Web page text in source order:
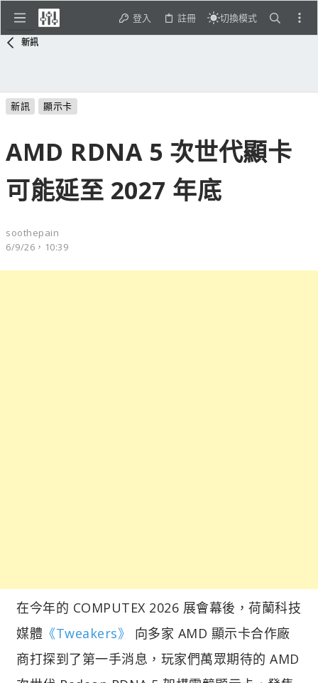
登入 註冊 切換模式
新訊
新訊 顯示卡
AMD RDNA 5 次世代顯卡
可能延至 2027 年底
soothepain
6/9/26，10:39
在今年的 COMPUTEX 2026 展會幕後，荷蘭科技
媒體 《Tweakers》
向多家 AMD 顯示卡合作廠
商打探到了第一手消息，玩家們萬眾期待的 AMD